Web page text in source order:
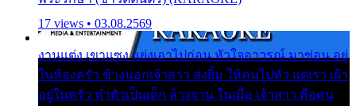
17 views • 03.08.2569
งานแต่ง เขาแซง แย่งเอาไปก่อน หัวใจอาวรณ์ มาซ่อน อยู่
ในห้องครัว ข้างนอกเจ้าสาว ส่งยิ้ม ให้คนไปทั่ว แต่เรา เฝ้า
อยู่ในครัว ทำตัวเป็นเด็ก ล้างจาน ในเมื่อ เจ้าสาว คือคน